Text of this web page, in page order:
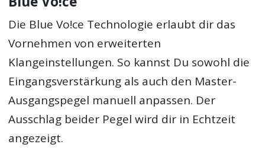
Die Blue Vo!ce Technologie erlaubt dir das
Vornehmen von erweiterten
Klangeinstellungen. So kannst Du sowohl die
Eingangsverstärkung als auch den Master-
Ausgangspegel manuell anpassen. Der
Ausschlag beider Pegel wird dir in Echtzeit
angezeigt.